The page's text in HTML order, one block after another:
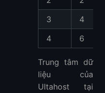
3
4
4
6
Trung tâm dữ
liệu của
Ultahost tại